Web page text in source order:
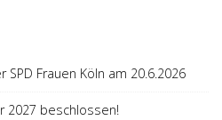
Frauen Köln am 20.6.2026
2027 beschlossen!